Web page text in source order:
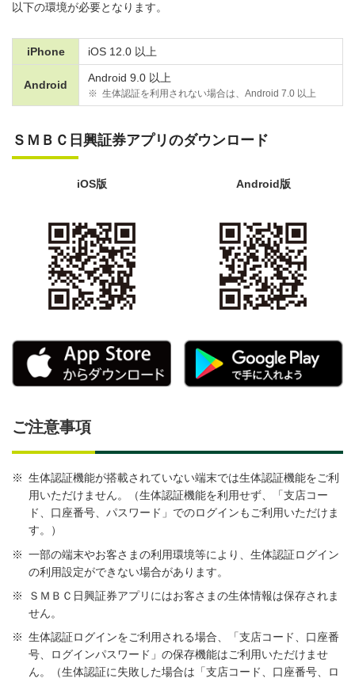
以下の環境が必要となります。
iPhone iOS 12.0 以上
Android
Android 9.0 以上
※ 生体認証を利用されない場合は、Android 7.0 以上
ＳＭＢＣ日興証券アプリのダウンロード
iOS版 Android版
ご注意事項
※ 生体認証機能が搭載されていない端末では生体認証機能をご利
用いただけません。（生体認証機能を利用せず、「支店コー
ド、口座番号、パスワード」でのログインもご利用いただけま
す。）
※ 一部の端末やお客さまの利用環境等により、生体認証ログイン
の利用設定ができない場合があります。
※
ＳＭＢＣ日興証券アプリにはお客さまの生体情報は保存されま
せん。
※ 生体認証ログインをご利用される場合、「支店コード、口座番
号、ログインパスワード」の保存機能はご利用いただけませ
ん。（生体認証に失敗した場合は「支店コード、口座番号、ロ